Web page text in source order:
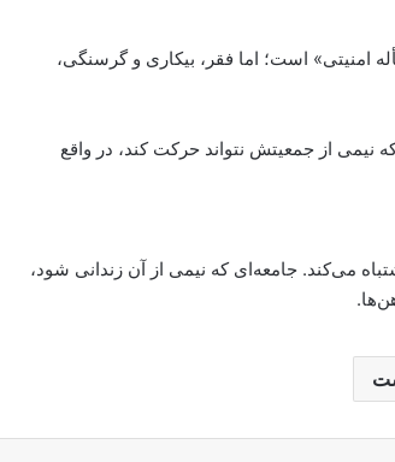
امنیتی» است؛ اما فقر، بیکاری و گرسنگی،
از جمعیتش نتواند حرکت کند، در واقع
می‌کند. جامعه‌ای که نیمی از آن زندانی شود،